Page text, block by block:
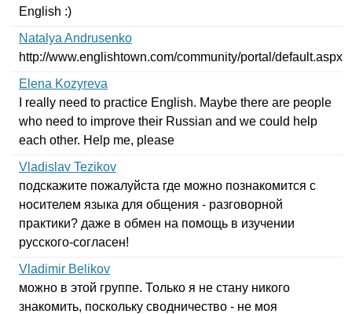
English :)
Natalya Andrusenko
http://www.englishtown.com/community/portal /default.aspx
Elena Kozyreva
really need to practice English. Maybe there are people
who need to improve their Russian and we could help
each other. Help me, please
Vladislav Tezikov
подскажите пожалуйста где можно познакомится с
носителем языка для общения - разговорной
практики? даже в обмен на помощь в изучении
русского-согласен!
Vladimir Belikov
можно в этой группе. Только я не стану никого
знакомить, поскольку сводничество - не моя